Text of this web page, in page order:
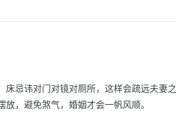
忌讳对门对镜对厕所，这样会疏远夫妻之
，避免煞气，婚姻才会一帆风顺。